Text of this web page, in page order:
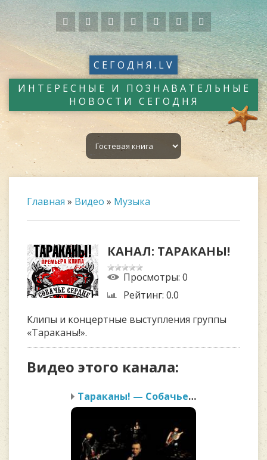
СЕГОДНЯ.LV
ИНТЕРЕСНЫЕ И ПОЗНАВАТЕЛЬНЫЕ
НОВОСТИ СЕГОДНЯ
Главная » Видео » Музыка
КАНАЛ: ТАРАКАНЫ!
Просмотры: 0
Рейтинг: 0.0
Клипы и концертные выступления группы
«Тараканы!».
Видео этого канала:
Тараканы! — Собачье сер...